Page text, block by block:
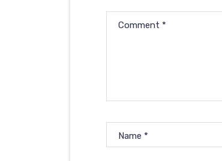
Comment *
Name *